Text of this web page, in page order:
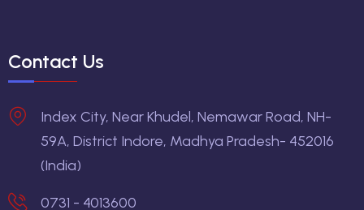
Contact Us
Index City, Near Khudel, Nemawar Road, NH-
59A, District Indore, Madhya Pradesh- 452016
(India)
0731 - 4013600